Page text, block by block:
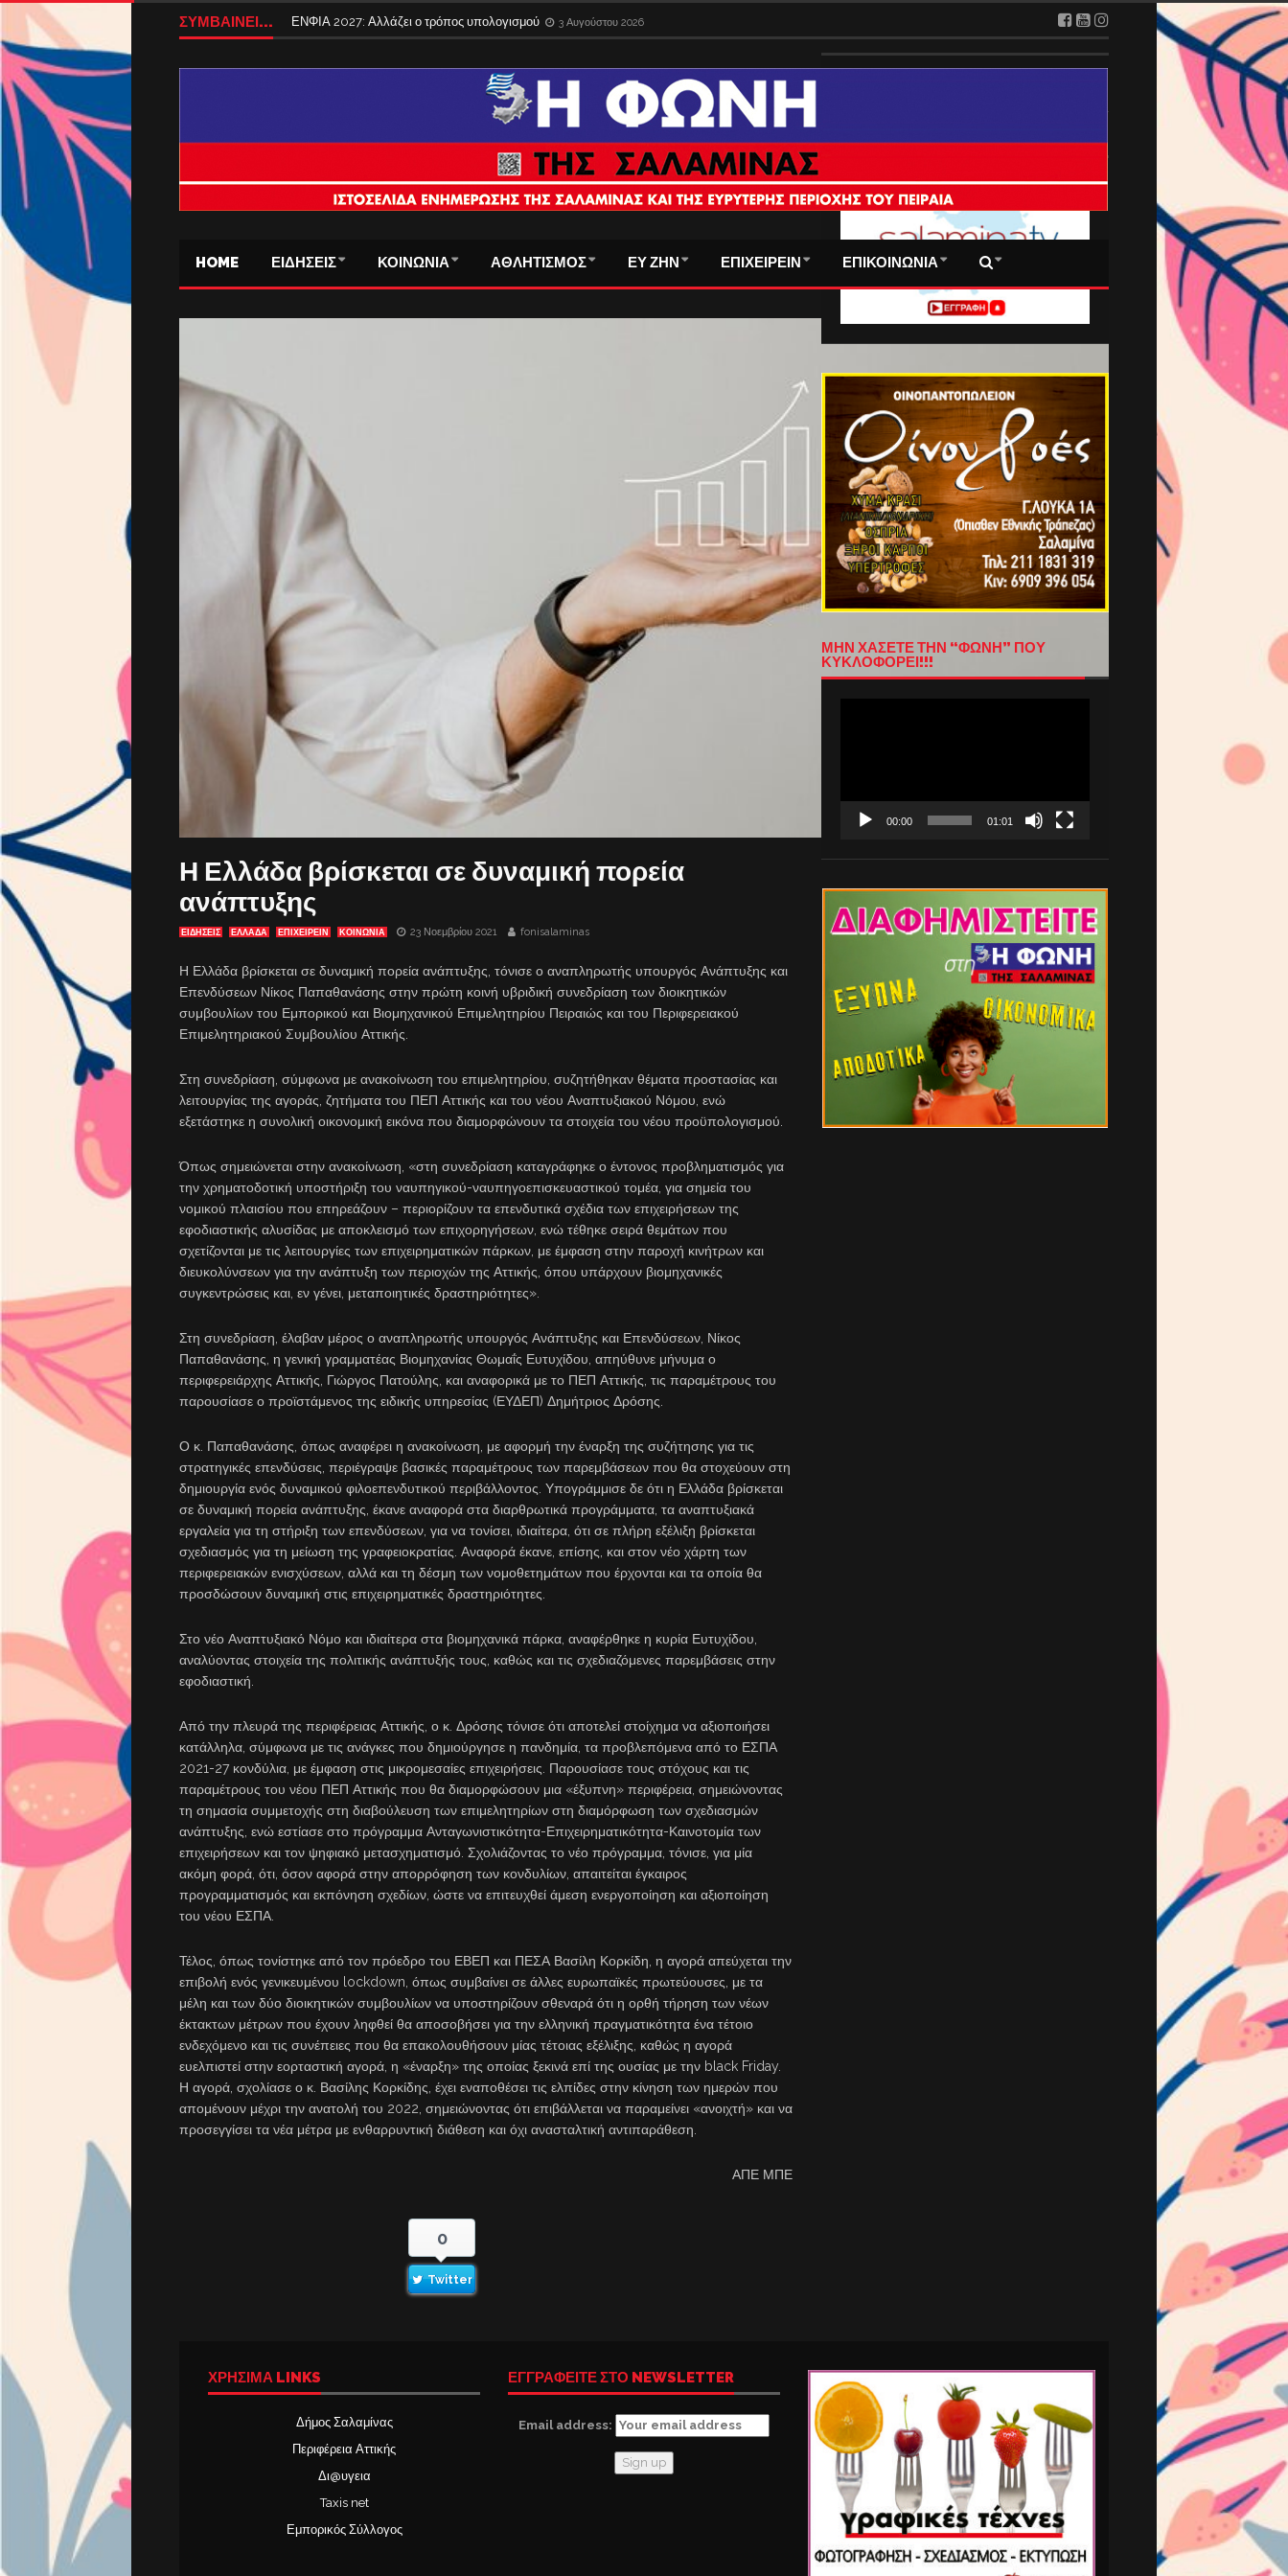
ΣΥΜΒΑΙΝΕΙ... ΕΝΦΙΑ 2027: Αλλάζει ο τρόπος υπολογισμού 3 Αυγούστου 2026
HOME ΕΙΔΗΣΕΙΣ ΚΟΙΝΩΝΙΑ ΑΘΛΗΤΙΣΜΟΣ ΕΥ ΖΗΝ ΕΠΙΧΕΙΡΕΙΝ ΕΠΙΚΟΙΝΩΝΙΑ
Η Ελλάδα βρίσκεται σε δυναμική πορεία
ανάπτυξης
ΕΙΔΗΣΕΙΣ ΕΛΛΑΔΑ ΕΠΙΧΕΙΡΕΙΝ ΚΟΙΝΩΝΙΑ 23 Νοεμβρίου 2021 fonisalaminas
Η Ελλάδα βρίσκεται σε δυναμική πορεία ανάπτυξης, τόνισε ο αναπληρωτής υπουργός Ανάπτυξης και
Επενδύσεων Νίκος Παπαθανάσης στην πρώτη κοινή υβριδική συνεδρίαση των διοικητικών
συμβουλίων του Εμπορικού και Βιομηχανικού Επιμελητηρίου Πειραιώς και του Περιφερειακού
Επιμελητηριακού Συμβουλίου Αττικής.
Στη συνεδρίαση, σύμφωνα με ανακοίνωση του επιμελητηρίου, συζητήθηκαν θέματα προστασίας και
λειτουργίας της αγοράς, ζητήματα του ΠΕΠ Αττικής και του νέου Αναπτυξιακού Νόμου, ενώ
εξετάστηκε η συνολική οικονομική εικόνα που διαμορφώνουν τα στοιχεία του νέου προϋπολογισμού.
Όπως σημειώνεται στην ανακοίνωση, «στη συνεδρίαση καταγράφηκε ο έντονος προβληματισμός για
την χρηματοδοτική υποστήριξη του ναυπηγικού-ναυπηγοεπισκευαστικού τομέα, για σημεία του
νομικού πλαισίου που επηρεάζουν – περιορίζουν τα επενδυτικά σχέδια των επιχειρήσεων της
εφοδιαστικής αλυσίδας με αποκλεισμό των επιχορηγήσεων, ενώ τέθηκε σειρά θεμάτων που
σχετίζονται με τις λειτουργίες των επιχειρηματικών πάρκων, με έμφαση στην παροχή κινήτρων και
διευκολύνσεων για την ανάπτυξη των περιοχών της Αττικής, όπου υπάρχουν βιομηχανικές
συγκεντρώσεις και, εν γένει, μεταποιητικές δραστηριότητες».
Στη συνεδρίαση, έλαβαν μέρος ο αναπληρωτής υπουργός Ανάπτυξης και Επενδύσεων, Νίκος
Παπαθανάσης, η γενική γραμματέας Βιομηχανίας Θωμαΐς Ευτυχίδου, απηύθυνε μήνυμα ο
περιφερειάρχης Αττικής, Γιώργος Πατούλης, και αναφορικά με το ΠΕΠ Αττικής, τις παραμέτρους του
παρουσίασε ο προϊστάμενος της ειδικής υπηρεσίας (ΕΥΔΕΠ) Δημήτριος Δρόσης.
Ο κ. Παπαθανάσης, όπως αναφέρει η ανακοίνωση, με αφορμή την έναρξη της συζήτησης για τις
στρατηγικές επενδύσεις, περιέγραψε βασικές παραμέτρους των παρεμβάσεων που θα στοχεύουν στη
δημιουργία ενός δυναμικού φιλοεπενδυτικού περιβάλλοντος. Υπογράμμισε δε ότι η Ελλάδα βρίσκεται
σε δυναμική πορεία ανάπτυξης, έκανε αναφορά στα διαρθρωτικά προγράμματα, τα αναπτυξιακά
εργαλεία για τη στήριξη των επενδύσεων, για να τονίσει, ιδιαίτερα, ότι σε πλήρη εξέλιξη βρίσκεται
σχεδιασμός για τη μείωση της γραφειοκρατίας. Αναφορά έκανε, επίσης, και στον νέο χάρτη των
περιφερειακών ενισχύσεων, αλλά και τη δέσμη των νομοθετημάτων που έρχονται και τα οποία θα
προσδώσουν δυναμική στις επιχειρηματικές δραστηριότητες.
Στο νέο Αναπτυξιακό Νόμο και ιδιαίτερα στα βιομηχανικά πάρκα, αναφέρθηκε η κυρία Ευτυχίδου,
αναλύοντας στοιχεία της πολιτικής ανάπτυξής τους, καθώς και τις σχεδιαζόμενες παρεμβάσεις στην
εφοδιαστική.
Από την πλευρά της περιφέρειας Αττικής, ο κ. Δρόσης τόνισε ότι αποτελεί στοίχημα να αξιοποιήσει
κατάλληλα, σύμφωνα με τις ανάγκες που δημιούργησε η πανδημία, τα προβλεπόμενα από το ΕΣΠΑ
2021-27 κονδύλια, με έμφαση στις μικρομεσαίες επιχειρήσεις. Παρουσίασε τους στόχους και τις
παραμέτρους του νέου ΠΕΠ Αττικής που θα διαμορφώσουν μια «έξυπνη» περιφέρεια, σημειώνοντας
τη σημασία συμμετοχής στη διαβούλευση των επιμελητηρίων στη διαμόρφωση των σχεδιασμών
ανάπτυξης, ενώ εστίασε στο πρόγραμμα Ανταγωνιστικότητα-Επιχειρηματικότητα-Καινοτομία των
επιχειρήσεων και τον ψηφιακό μετασχηματισμό. Σχολιάζοντας το νέο πρόγραμμα, τόνισε, για μία
ακόμη φορά, ότι, όσον αφορά στην απορρόφηση των κονδυλίων, απαιτείται έγκαιρος
προγραμματισμός και εκπόνηση σχεδίων, ώστε να επιτευχθεί άμεση ενεργοποίηση και αξιοποίηση
του νέου ΕΣΠΑ.
Τέλος, όπως τονίστηκε από τον πρόεδρο του ΕΒΕΠ και ΠΕΣΑ Βασίλη Κορκίδη, η αγορά απεύχεται την
επιβολή ενός γενικευμένου lockdown, όπως συμβαίνει σε άλλες ευρωπαϊκές πρωτεύουσες, με τα
μέλη και των δύο διοικητικών συμβουλίων να υποστηρίζουν σθεναρά ότι η ορθή τήρηση των νέων
έκτακτων μέτρων που έχουν ληφθεί θα αποσοβήσει για την ελληνική πραγματικότητα ένα τέτοιο
ενδεχόμενο και τις συνέπειες που θα επακολουθήσουν μίας τέτοιας εξέλιξης, καθώς η αγορά
ευελπιστεί στην εορταστική αγορά, η «έναρξη» της οποίας ξεκινά επί της ουσίας με την black Friday.
Η αγορά, σχολίασε ο κ. Βασίλης Κορκίδης, έχει εναποθέσει τις ελπίδες στην κίνηση των ημερών που
απομένουν μέχρι την ανατολή του 2022, σημειώνοντας ότι επιβάλλεται να παραμείνει «ανοιχτή» και να
προσεγγίσει τα νέα μέτρα με ενθαρρυντική διάθεση και όχι ανασταλτική αντιπαράθεση.
ΑΠΕ ΜΠΕ
0
Twitter
ΜΗΝ ΧΑΣΕΤΕ ΤΗΝ “ΦΩΝΗ” ΠΟΥ
ΚΥΚΛΟΦΟΡΕΙ!!!
00:00 01:01
ΧΡΉΣΙΜΑ LINKS
Δήμος Σαλαμίνας
Περιφέρεια Αττικής
Δι@υγεια
Taxis net
Εμπορικός Σύλλογος
ΕΓΓΡΑΦΕΙΤΕ ΣΤΟ NEWSLETTER
Email address: